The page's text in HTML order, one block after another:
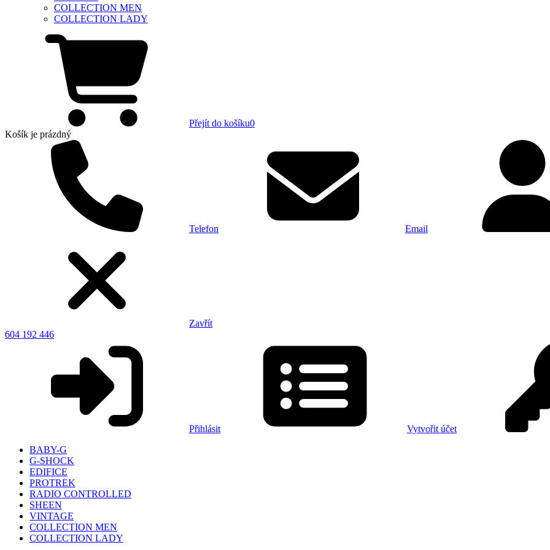
COLLECTION MEN
COLLECTION LADY
Přejít do košíku0
Košík je prázdný
Telefon Email
Zavřít
604 192 446
Přihlásit
Vytvořit účet
BABY-G
G-SHOCK
EDIFICE
PROTREK
RADIO CONTROLLED
SHEEN
VINTAGE
COLLECTION MEN
COLLECTION LADY